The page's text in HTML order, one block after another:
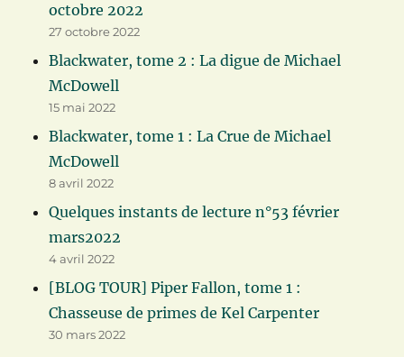
octobre 2022
27 octobre 2022
Blackwater, tome 2 : La digue de Michael
McDowell
15 mai 2022
Blackwater, tome 1 : La Crue de Michael
McDowell
8 avril 2022
Quelques instants de lecture n°53 février
mars2022
4 avril 2022
[BLOG TOUR] Piper Fallon, tome 1 :
Chasseuse de primes de Kel Carpenter
30 mars 2022